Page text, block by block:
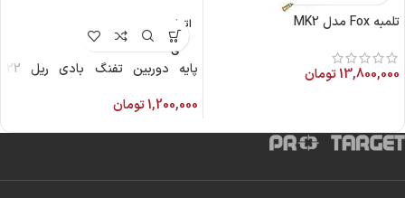
تلمبه Fox مدل MK2
13,800,000تومان
اتمام م
وجود
ی
پایه دوربین تفنگ بادی ریل 22
1,200,000تومان